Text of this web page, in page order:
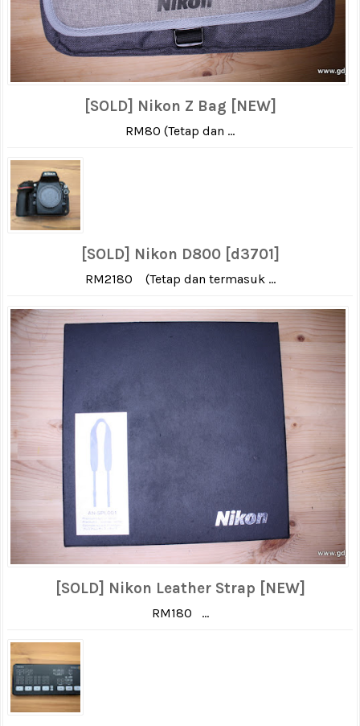
[SOLD] Nikon Z Bag [NEW]
RM80 (Tetap dan ...
[SOLD] Nikon D800 [d3701]
RM2180 (Tetap dan termasuk ...
[SOLD] Nikon Leather Strap [NEW]
RM180 ...